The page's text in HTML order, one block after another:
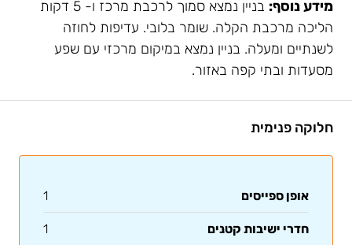
מידע נוסף:
בניין נמצא סמוך לרכבת מרכז ו- 5 דקות
הליכה מרכבת הקלה. שומר בלובי. עדיפות לחוזה
לשנתיים ומעלה. בניין נמצא במיקום מרכזי עם שפע
מסעדות ובתי קפה באזור.
חלוקה פנימית
אופן ספייסים 1
חדרי ישיבות קטנים 1